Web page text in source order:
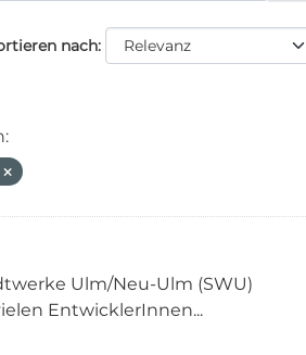
nach
Ulm/Neu-Ulm (SWU)
EntwicklerInnen...